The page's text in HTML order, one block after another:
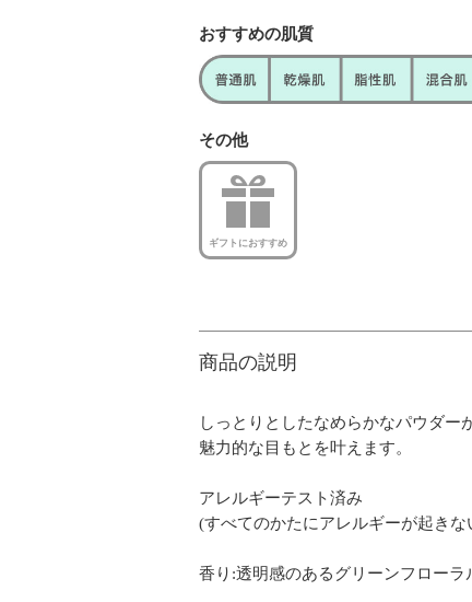
おすすめの肌質
その他
ギフトにおすすめ
商品の説明
しっとりとしたなめらかなパウダー
魅力的な目もとを叶えます。
アレルギーテスト済み
(すべてのかたにアレルギーが起き
香り:透明感のあるグリーンフローラ